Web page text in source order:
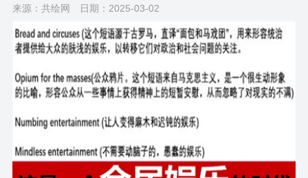
来源：共绘网 日期：2025-03-02